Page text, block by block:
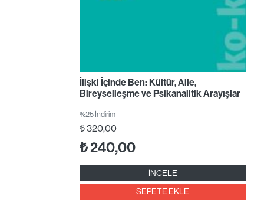
İlişki İçinde Ben: Kültür, Aile,
Bireyselleşme ve Psikanalitik Arayışlar
%25 İndirim
₺320,00
₺240,00
İNCELE
SEPETE EKLE